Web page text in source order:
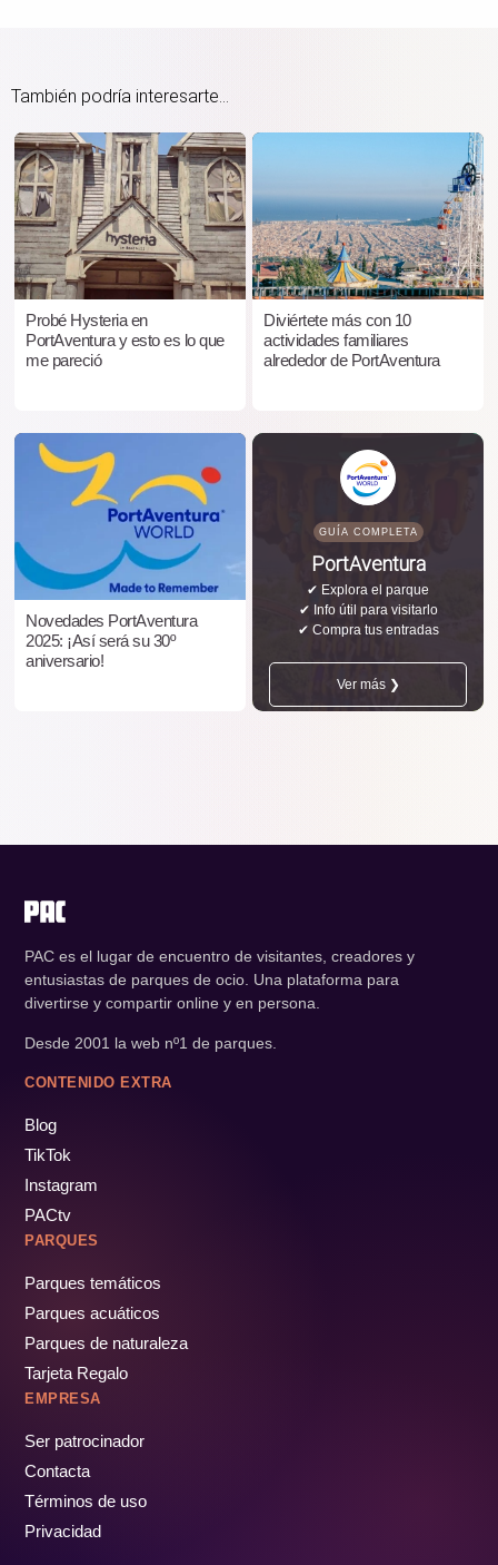
También podría interesarte...
Probé Hysteria en
PortAventura y esto es lo que
me pareció
Diviértete más con 10
actividades familiares
alrededor de PortAventura
Novedades PortAventura
2025: ¡Así será su 30º
aniversario!
GUÍA COMPLETA
PortAventura
✔ Explora el parque
✔ Info útil para visitarlo
✔ Compra tus entradas
Ver más ❯
PAC es el lugar de encuentro de visitantes, creadores y
entusiastas de parques de ocio. Una plataforma para
divertirse y compartir online y en persona.
Desde 2001 la web nº1 de parques.
CONTENIDO EXTRA
Blog
TikTok
Instagram
PACtv
PARQUES
Parques temáticos
Parques acuáticos
Parques de naturaleza
Tarjeta Regalo
EMPRESA
Ser patrocinador
Contacta
Términos de uso
Privacidad